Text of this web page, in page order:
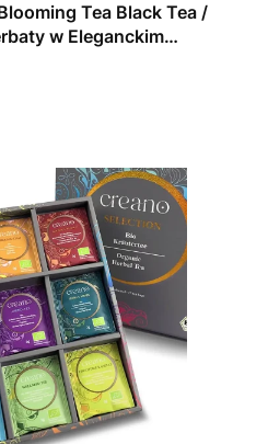
Tea Black Tea /
w Eleganckim